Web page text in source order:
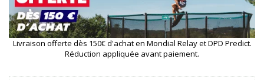
Livraison offerte dès 150€ d'achat en Mondial Relay et DPD Predict.
Réduction appliquée avant paiement.